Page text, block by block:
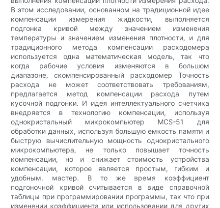
В этом исследовании, основанном на традиционной идее
компенсации измерения жидкости, выполняется
подгонка кривой между значением изменения
температуры и значением изменения плотности, и для
традиционного метода компенсации расходомера
используется одна математическая модель, так что
когда рабочие условия изменяются в большом
диапазоне, скомпенсированный расходомер Точность
расхода не может соответствовать требованиям,
предлагается метод компенсации расхода путем
кусочной подгонки. И идея интеллектуального счетчика
внедряется в технологию компенсации, используя
однокристальный микрокомпьютер MCS-51 для
обработки данных, используя большую емкость памяти и
быструю вычислительную мощность однокристального
микрокомпьютера, не только повышает точность
компенсации, но и снижает стоимость устройства
компенсации, которое является простым, гибким и
удобным. мастер. В то же время коэффициент
подгоночной кривой считывается в виде справочной
таблицы при программировании программы, так что при
изменении коэффициента или использовании для других